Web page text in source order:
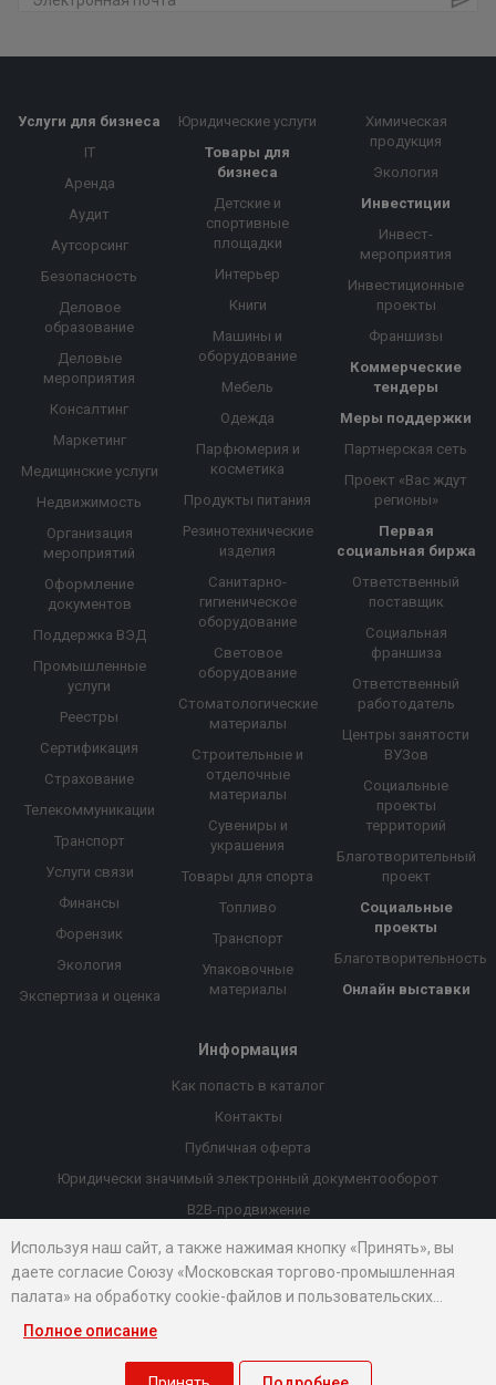
Услуги для бизнеса
IT
Аренда
Аудит
Аутсорсинг
Безопасность
Деловое
образование
Деловые
мероприятия
Консалтинг
Маркетинг
Медицинские услуги
Недвижимость
Организация
мероприятий
Оформление
документов
Поддержка ВЭД
Промышленные
услуги
Реестры
Сертификация
Страхование
Телекоммуникации
Транспорт
Услуги связи
Финансы
Форензик
Экология
Экспертиза и оценка
Юридические услуги
Товары для
бизнеса
Детские и
спортивные
площадки
Интерьер
Книги
Машины и
оборудование
Мебель
Одежда
Парфюмерия и
косметика
Продукты питания
Резинотехнические
изделия
Санитарно-
гигиеническое
оборудование
Световое
оборудование
Стоматологические
материалы
Строительные и
отделочные
материалы
Сувениры и
украшения
Товары для спорта
Топливо
Транспорт
Упаковочные
материалы
Химическая
продукция
Экология
Инвестиции
Инвест-
мероприятия
Инвестиционные
проекты
Франшизы
Коммерческие
тендеры
Меры поддержки
Партнерская сеть
Проект «Вас ждут
регионы»
Первая
социальная биржа
Ответственный
поставщик
Социальная
франшиза
Ответственный
работодатель
Центры занятости
ВУЗов
Социальные
проекты
территорий
Благотворительный
проект
Социальные
проекты
Благотворительность
Онлайн выставки
Информация
Как попасть в каталог
Контакты
Публичная оферта
Юридически значимый электронный документооборот
B2B-продвижение
Порекомендовать компанию
Онлайн выставки
Рейтинг компаний
© 2026 Все права защищены. Правовые документы
Используя наш сайт, а также нажимая кнопку «Принять», вы
даете согласие Союзу «Московская торгово-промышленная
палата» на обработку cookie-файлов и пользовательских
данных...
Полное описание